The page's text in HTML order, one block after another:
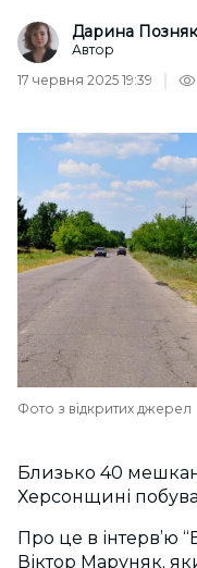
Дарина
Автор
17 червня 2025 19:39
Фото з відкритих джерел
Близько 40
Херсонщині
Про це в інтерв’ю
Віктор Маруняк,